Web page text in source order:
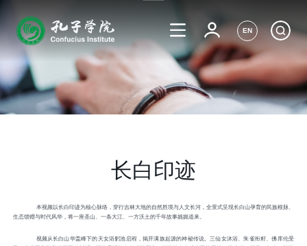
EN
长白印迹
本视频以长白印迹为核心脉络，穿行吉林大地的自然胜境与人文长河，全景式呈现长白山孕育的民族根脉、
生态馈赠与时代风华，将一座圣山、一条大江、一方沃土的千年故事娓娓道来。
视频从长白山华盖峰下的天女浴躬池启程，揭开满族起源的神秘传说。三仙女沐浴、朱雀衔籽、佛库伦受